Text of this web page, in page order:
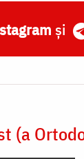
și
(a